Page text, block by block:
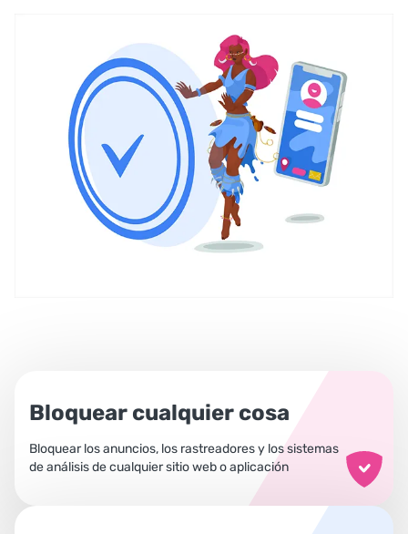
Bloquear cualquier cosa
Bloquear los anuncios, los rastreadores y los sistemas
de análisis de cualquier sitio web o aplicación